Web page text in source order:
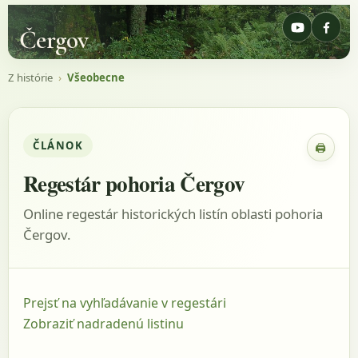
Čergov
Z histórie › Všeobecne
ČLÁNOK 🖨
Regestár pohoria Čergov
Online regestár historických listín oblasti pohoria
Čergov.
Prejsť na vyhľadávanie v regestári
Zobraziť nadradenú listinu